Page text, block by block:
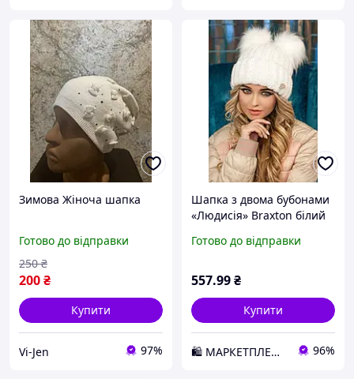
Зимова Жіноча шапка
Готово до відправки
200₴
250 ₴
Купити
Vi-Jen 97%
Шапка з двома бубонами
«Людисія» Braxton білий
Готово до відправки
557.99₴
Купити
🛍️ МАРКЕТПЛЕЙС DMD 96%